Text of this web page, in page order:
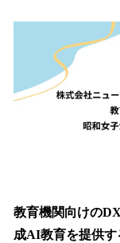
読
み
教育機関向けの
成AI教育を提供す